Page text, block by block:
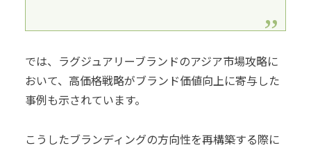
では、ラグジュアリーブランドのアジア市場攻略に
おいて、高価格戦略がブランド価値向上に寄与した
事例も示されています。
こうしたブランディングの方向性を再構築する際に